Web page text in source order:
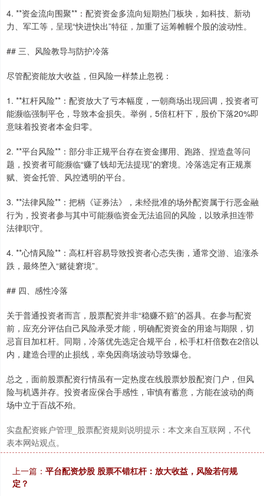
4. **资金流向围聚**：配资资金多流向短期热门板块，如科技、新动
力、军工等，呈现“快进快出”特征，加重了运筹帷幄个股的波动性。
## 三、风险教导与防护冷落
尽管配资能放大收益，但风险一样禁止忽视：
1. **杠杆风险**：配资放大了亏本幅度，一朝商场出现回调，投资者可
能濒临强制平仓，导致本金损失。举例，5倍杠杆下，股价下落20%即
意味着投资者本金归零。
2. **平台风险**：部分非正规平台存在资金挪用、跑路、捏造盘等问
题，投资者可能濒临“赚了钱却无法提现”的窘境。冷落选定有正规禀
赋、资金托管、风控透明的平台。
3. **法律风险**：把柄《证券法》，未经批准的场外配资属于行恶金融
行为，投资者参与其中可能濒临资金无法追回的风险，以致承担连带
法律职守。
4. **心情风险**：高杠杆容易导致投资者心态失衡，通常交游、追涨杀
跌，最终堕入“赌徒窘境”。
## 四、感性冷落
关于普通投资者而言，股票配资并非“稳赚不赔”的器具。在参与配资
前，应充分评估自己风险承受才能，明确配资资金的用途与期限，切
忌盲目加杠杆。同期，冷落优先选定合规平台，松手杠杆倍数在2倍以
内，建造合理的止损线，幸免因商场波动导致爆仓。
总之，面前股票配资行情虽有一定热度在线股票炒股配资门户，但风
险与机遇并存。投资者应保合手感性，审慎有蓄意，方能在波动的商
场中立于百战不殆。
实盘配资账户管理_股票配资规则说明提示：本文来自互联网，不代
表本网站观点。
上一篇： 平台配资炒股 股票不错杠杆：放大收益，风险若何规
定？